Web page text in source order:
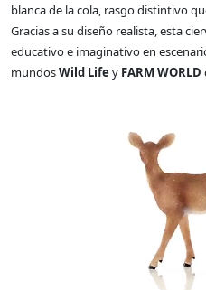
blanca de la cola, rasgo distintivo
Gracias a su diseño realista, esta
educativo e imaginativo en
mundosWild Life y FARM WORLD